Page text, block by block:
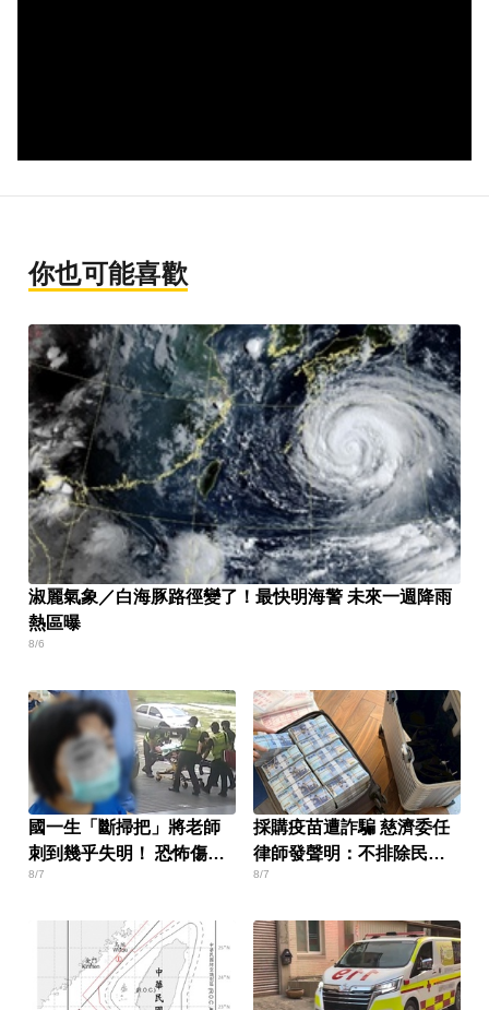
你也可能喜歡
淑麗氣象／白海豚路徑變了！最快明海警 未來一週降雨
熱區曝
8/6
國一生「斷掃把」將老師
刺到幾乎失明！ 恐怖傷勢
曝光
8/7
採購疫苗遭詐騙 慈濟委任
律師發聲明：不排除民事
求償
8/7